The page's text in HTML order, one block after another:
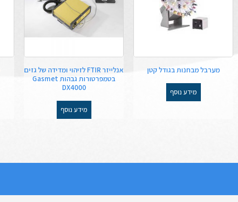
מערבל מבחנות בגודל קטן
מידע נוסף
אנלייזר FTIR לזיהוי ומדידה של גזים
בטמפרטורות גבהות Gasmet
DX4000
מידע נוסף